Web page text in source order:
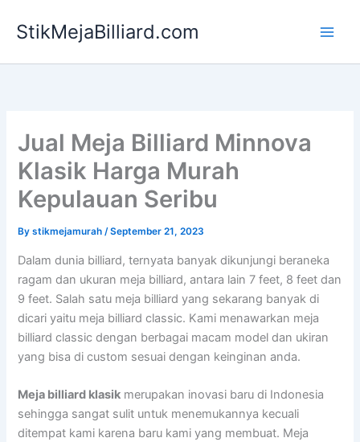
StikMejaBilliard.com
Jual Meja Billiard Minnova
Klasik Harga Murah
Kepulauan Seribu
Bystikmejamurah/September 21, 2023
Dalam dunia billiard, ternyata banyak dikunjungi beraneka
ragam dan ukuran meja billiard, antara lain 7 feet, 8 feet dan
9 feet. Salah satu meja billiard yang sekarang banyak di
dicari yaitu meja billiard classic. Kami menawarkan meja
billiard classic dengan berbagai macam model dan ukiran
yang bisa di custom sesuai dengan keinginan anda.
Meja billiard klasik merupakan inovasi baru di Indonesia
sehingga sangat sulit untuk menemukannya kecuali
ditempat kami karena baru kami yang membuat. Meja